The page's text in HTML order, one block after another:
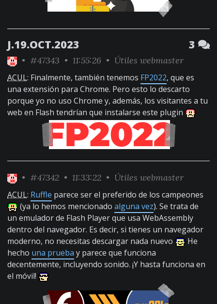
J.19.OCT.2023 3
• #47343 • 11:55:26 • Útiles webmaster
ACUL: Finalmente, también tenemos FP2022, que es
una extensión para Chrome. Pero esto lo descarto
porque yo no uso Chrome y, además, los visitantes a tu
web en Flash tendrían que instalarse este plugin
• #47342 • 11:33:22 • Útiles webmaster
ACUL: Ruffle parece ser el preferido de los campeones
(ya lo hemos mencionado alguna vez). Se trata de
un emulador de Flash Player que usa WebAssembly
dentro del navegador. Es decir, si tienes un navegador
moderno, no necesitas descargar nada nuevo
He
hecho una prueba y parece que funciona
decentemente, incluyendo sonido. ¡Y hasta funciona en
el móvil!